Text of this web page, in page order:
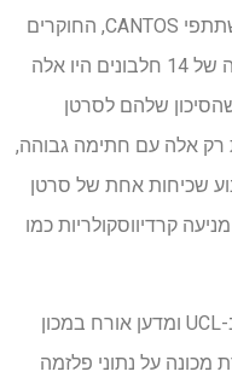
בניתוח מחדש של נתונים מ-4,651 משתתפי CANTOS, החוקרים
מצאו שאנשים עם חתימת בסיס גבוהה של 14 חלבונים היו אלה
שלהם לסרטן
רק אלה עם חתימה גבוהה,
שכיחות אחת של סרטן
מניעה קרדיווסקולריות כמו
Tej Pandya, סטודנט לדוקטורט קליני ב-UCL ומדען אורח במכון
על נתוני פלזמה